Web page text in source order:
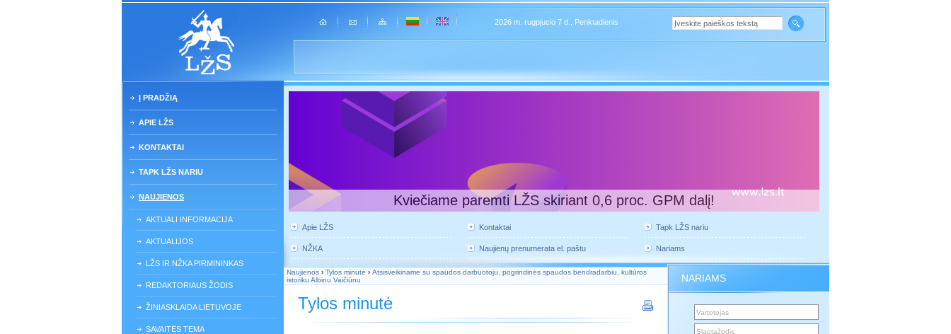
2026 m. rugpjucio 7 d., Penktadienis
Į PRADŽIĄ
APIE LŽS
KONTAKTAI
TAPK LŽS NARIU
NAUJIENOS
AKTUALI INFORMACIJA
AKTUALIJOS
LŽS IR NŽKA PIRMININKAS
REDAKTORIAUS ŽODIS
ŽINIASKLAIDA LIETUVOJE
SAVAITĖS TEMA
Kviečiame paremti LŽS skiriant 0,6 proc. GPM dalį!
Apie LŽS Kontaktai Tapk LŽS nariu
NŽKA Naujienų prenumerata el. paštu Nariams
Naujienos › Tylos minutė › Atsisveikiname su spaudos darbuotoju, pogrindinės spaudos bendradarbiu, kultūros
istoriku Albinu Vaičiūnu
Tylos minutė
NARIAMS